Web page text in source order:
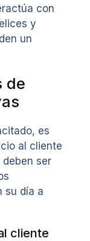
con
y
un
de
es
al cliente
ser
su día a
cliente